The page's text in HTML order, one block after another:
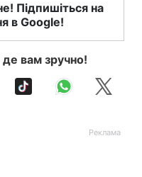
Підпишіться на
в Google!
вам зручно!